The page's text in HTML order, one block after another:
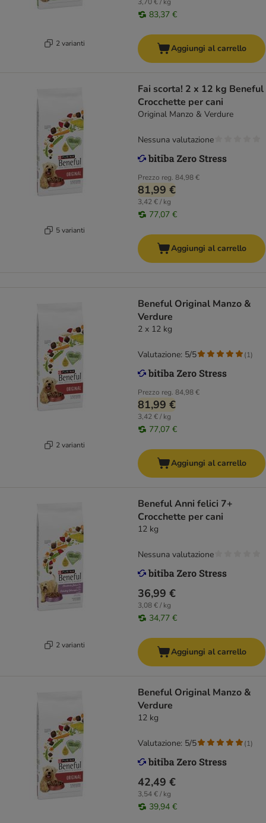
2 varianti
83,37 €
Aggiungi al carrello
5 varianti
Fai scorta! 2 x 12 kg Beneful
Crocchette per cani
Original Manzo & Verdure
Prezzo reg. 84,98 €
81,99 €
3,42 € / kg
77,07 €
Nessuna valutazione
Aggiungi al carrello
2 varianti
Beneful Original Manzo &
Verdure
2 x 12 kg
Prezzo reg. 84,98 €
81,99 €
3,42 € / kg
77,07 €
Valutazione: 5/5 (1)
Aggiungi al carrello
2 varianti
Beneful Anni felici 7+
Crocchette per cani
12 kg
36,99 €
3,08 € / kg
34,77 €
Nessuna valutazione
Aggiungi al carrello
Beneful Original Manzo &
Verdure
12 kg
42,49 €
3,54 € / kg
39,94 €
Valutazione: 5/5 (1)